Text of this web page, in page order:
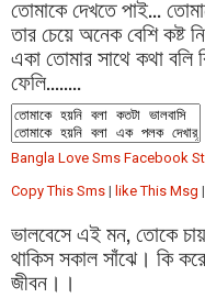
তোমাকে দেখতে পাই...
তার চেয়ে অনেক বেশি কষ্ট
একা তোমার সাথে কথা
ফেলি........
Bangla Love Sms Facebook
Copy This Sms | like This Msg
ভালবেসে এই মন, তোকে
থাকিস সকাল সাঁঝে। কি
জীবন।।